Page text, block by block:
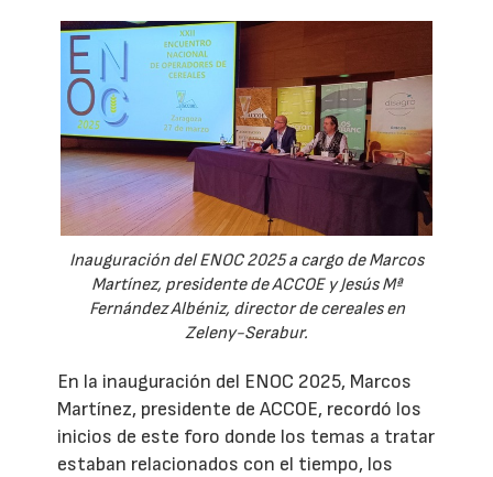
Inauguración del ENOC 2025 a cargo de Marcos
Martínez, presidente de ACCOE y Jesús Mª
Fernández Albéniz, director de cereales en
Zeleny-Serabur.
En la inauguración del ENOC 2025, Marcos
Martínez, presidente de ACCOE, recordó los
inicios de este foro donde los temas a tratar
estaban relacionados con el tiempo, los